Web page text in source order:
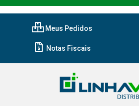
Meus Pedidos
Notas Fiscais